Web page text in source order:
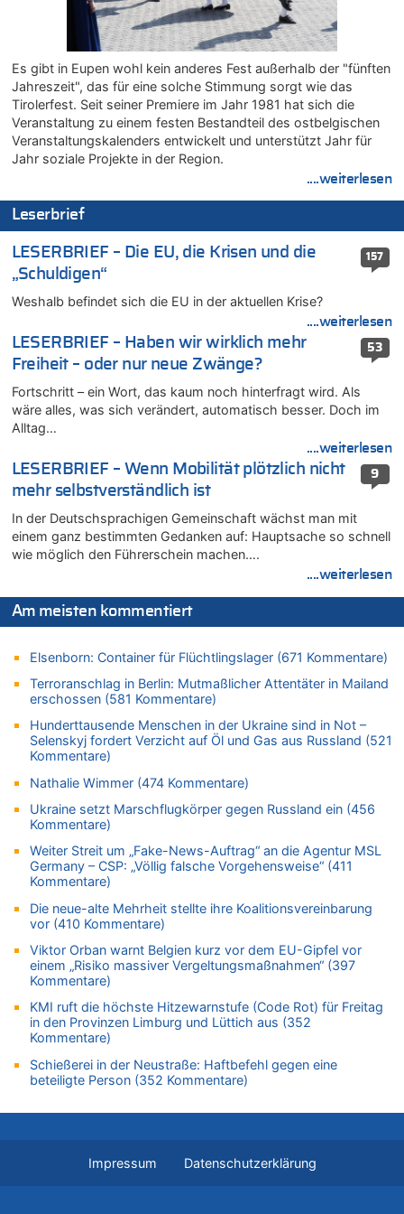
Zweite Hitzewelle in diesem Sommer ist jetzt amtlich
08.08.2026 - 19:00 von Peter G zu
Leipzig, Mechernich und die Frage: Wer steckt hinter den
Drohnen mit Strengstoff? War es Russland?
08.08.2026 - 18:48 von Marcel Scholzen Eimerscheid zu
Leipzig, Mechernich und die Frage: Wer steckt hinter den
Drohnen mit Strengstoff? War es Russland?
08.08.2026 - 18:41 von JoKrings zu
Leipzig, Mechernich und die Frage: Wer steckt hinter den
08.08.2026 - 18:39 von JoKrings zu
Leipzig, Mechernich und die Frage: Wer steckt hinter den
Drohnen mit Strengstoff? War es Russland?
08.08.2026 - 18:07 von Hubert F. zu
Belgier knackt Jackpot bei Lotterie EuroMillions und gewinnt
mehr als 111 Millionen €
08.08.2026 - 17:46 von Der Alte zu
Belgier knackt Jackpot bei Lotterie EuroMillions und gewinnt
mehr als 111 Millionen €
08.08.2026 - 17:45 von Der Alte zu
Zwölf Jahre nach Aachener Bankraub: 70-Jähriger gefasst
08.08.2026 - 17:43 von Der Alte zu
Leipzig, Mechernich und die Frage: Wer steckt hinter den
Drohnen mit Strengstoff? War es Russland?
08.08.2026 - 17:16 von Bingo zu
Zweite Hitzewelle in diesem Sommer ist jetzt amtlich
08.08.2026 - 16:20 von Russentrolle zu
Leipzig, Mechernich und die Frage: Wer steckt hinter den
08.08.2026 - 15:34 von JoKrings zu
Leipzig, Mechernich und die Frage: Wer steckt hinter den
08.08.2026 - 15:32 von 5/11 zu
Mehrere Menschen in Londons City niedergestochen
08.08.2026 - 15:19 von Guido Scholzen zu
Leipzig, Mechernich und die Frage: Wer steckt hinter den
Drohnen mit Strengstoff? War es Russland?
Belgier knackt Jackpot bei Lotterie EuroMillions und gewinnt
mehr als 111 Millionen €
08.08.2026 - 14:47 von Peer Wermuth zu
Leipzig, Mechernich und die Frage: Wer steckt hinter den
Drohnen mit Strengstoff? War es Russland?
08.08.2026 - 14:29 von Achso Dax zu
In Belgien missachten zwei von drei Autofahrern das
Tempolimit in 30er-Zonen – Untersuchung von Vias
08.08.2026 - 13:23 von Hugo Egon Bernhard von Sinnen zu
Leipzig, Mechernich und die Frage: Wer steckt hinter den
Drohnen mit Strengstoff? War es Russland?
08.08.2026 - 13:03 von WK zu
Kollision zwischen Autofahrer und Radfahrer an RAVeL-Weg
Wasserstand des Rheins in NRW so niedrig wie noch nie
In Belgien missachten zwei von drei Autofahrern das
08.08.2026 - 12:01 von Hugo Egon Bernhard von Sinnen zu
Es gibt in Eupen wohl kein anderes Fest außerhalb der "fünften
Jahreszeit", das für eine solche Stimmung sorgt wie das
Tirolerfest. Seit seiner Premiere im Jahr 1981 hat sich die
Veranstaltung zu einem festen Bestandteil des ostbelgischen
Veranstaltungskalenders entwickelt und unterstützt Jahr für
Jahr soziale Projekte in der Region.
....weiterlesen
Leserbrief
157
LESERBRIEF – Die EU, die Krisen und die
„Schuldigen“
Weshalb befindet sich die EU in der aktuellen Krise?
....weiterlesen
53
LESERBRIEF – Haben wir wirklich mehr
Freiheit – oder nur neue Zwänge?
Fortschritt – ein Wort, das kaum noch hinterfragt wird. Als
wäre alles, was sich verändert, automatisch besser. Doch im
Alltag…
....weiterlesen
9
LESERBRIEF – Wenn Mobilität plötzlich nicht
mehr selbstverständlich ist
In der Deutschsprachigen Gemeinschaft wächst man mit
einem ganz bestimmten Gedanken auf: Hauptsache so schnell
wie möglich den Führerschein machen….
....weiterlesen
Am meisten kommentiert
Elsenborn: Container für Flüchtlingslager (671 Kommentare)
Terroranschlag in Berlin: Mutmaßlicher Attentäter in Mailand
erschossen (581 Kommentare)
Hunderttausende Menschen in der Ukraine sind in Not –
Selenskyj fordert Verzicht auf Öl und Gas aus Russland (521
Kommentare)
Nathalie Wimmer (474 Kommentare)
Ukraine setzt Marschflugkörper gegen Russland ein (456
Kommentare)
Weiter Streit um „Fake-News-Auftrag“ an die Agentur MSL
Germany – CSP: „Völlig falsche Vorgehensweise“ (411
Kommentare)
Die neue-alte Mehrheit stellte ihre Koalitionsvereinbarung
vor (410 Kommentare)
Viktor Orban warnt Belgien kurz vor dem EU-Gipfel vor
einem „Risiko massiver Vergeltungsmaßnahmen“ (397
Kommentare)
KMI ruft die höchste Hitzewarnstufe (Code Rot) für Freitag
in den Provinzen Limburg und Lüttich aus (352
Kommentare)
Schießerei in der Neustraße: Haftbefehl gegen eine
beteiligte Person (352 Kommentare)
Impressum Datenschutzerklärung